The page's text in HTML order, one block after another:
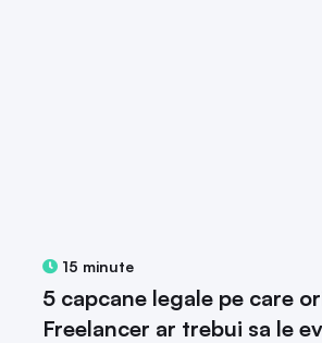
15 minute
5 capcane legale pe care
Freelancer ar trebui sa le